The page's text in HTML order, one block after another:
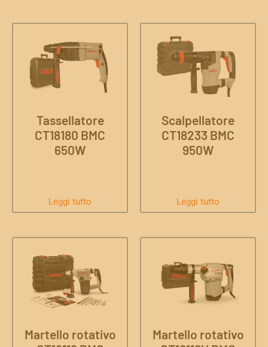
Tassellatore
CT18180 BMC
650W
Leggi tutto
Scalpellatore
CT18233 BMC
950W
Leggi tutto
Martello rotativo
Martello rotativo